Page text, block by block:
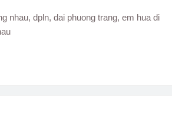
nhau, dpln, dai phuong trang, em hua di